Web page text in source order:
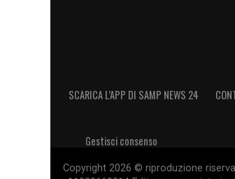
SCARICA L’APP DI SAMP NEWS 24
Gestisci consenso
Copyright 2026 © riproduzione